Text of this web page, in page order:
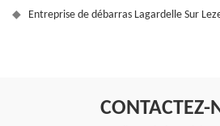
Entreprise de débarras Lagardelle Sur
CONTACTEZ-